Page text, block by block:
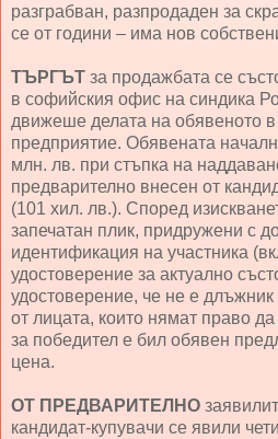
разграбван, разпродаден за
се от години – има нов
ТЪРГЪТ за продажбата се
в софийския офис на синдика
движеше делата на обявеното в
предприятие. Обявената
млн. лв. при стъпка на
предварително внесен от
(101 хил. лв.). Според
запечатан плик, придружени с
идентификация на участника
удостоверение за актуално
удостоверение, че не е
от лицата, които нямат право
за победител е бил обявен
цена.
ОТ ПРЕДВАРИТЕЛНО
кандидат-купувачи се явили